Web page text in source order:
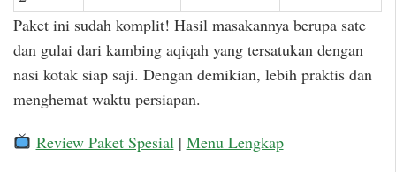
Paket ini sudah komplit! Hasil masakannya berupa sate
dan gulai dari kambing aqiqah yang tersatukan dengan
nasi kotak siap saji. Dengan demikian, lebih praktis dan
menghemat waktu persiapan.
Review Paket Spesial | Menu Lengkap